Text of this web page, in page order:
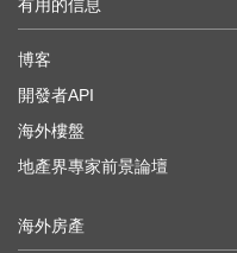
有用的信息
博客
開發者API
海外樓盤
地產界專家前景論壇
海外房產